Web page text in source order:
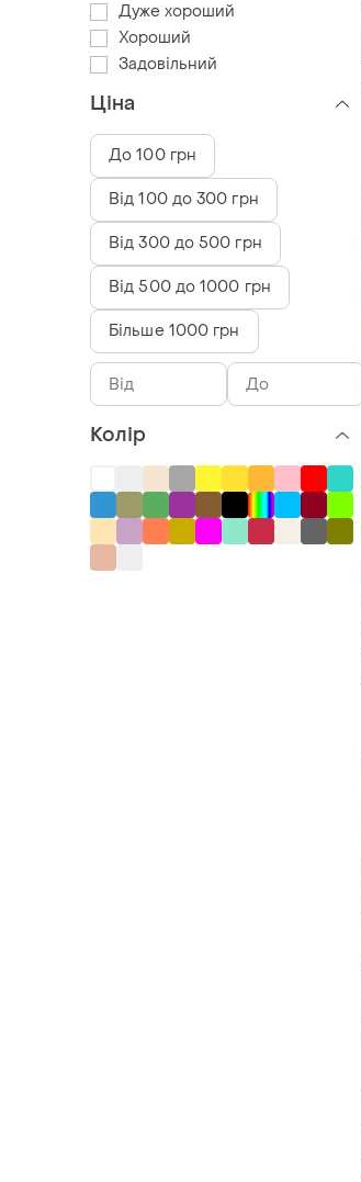
Дуже хороший
Хороший
Задовільний
Ціна
До 100 грн
Від 100 до 300 грн
Від 300 до 500 грн
Від 500 до 1000 грн
Більше 1000 грн
Колір